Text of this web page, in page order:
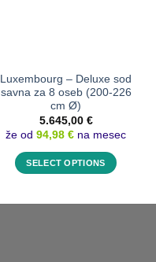
Luxembourg – Deluxe sod
savna za 8 oseb (200-226
cm Ø)
5.645,00 €
že od 94,98 € na mesec
SELECT OPTIONS